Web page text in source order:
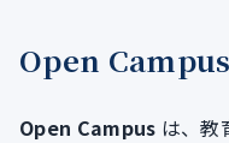
Open
Open Campus は、教